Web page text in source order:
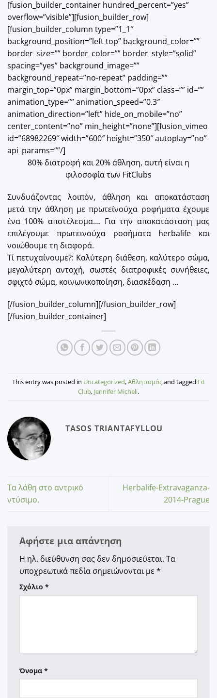
[fusion_builder_container hundred_percent=”yes”
overflow=”visible”][fusion_builder_row]
[fusion_builder_column type=”1_1″
background_position=”left top” background_color=””
border_size=”” border_color=”” border_style=”solid”
spacing=”yes” background_image=””
background_repeat=”no-repeat” padding=””
margin_top=”0px” margin_bottom=”0px” class=”” id=””
animation_type=”” animation_speed=”0.3″
animation_direction=”left” hide_on_mobile=”no”
center_content=”no” min_height=”none”][fusion_vimeo
id=”68982269″ width=”600″ height=”350″ autoplay=”no”
api_params=””/]
80% διατροφή και 20% άθληση, αυτή είναι η
φιλοσοφία των FitClubs
Συνδυάζοντας λοιπόν, άθληση και αποκατάσταση
μετά την άθληση με πρωτεϊνούχα ροφήματα έχουμε
ένα 100% αποτέλεσμα…. Για την αποκατάσταση μας
επιλέγουμε πρωτεινούχα ροσήματα herbalife και
νοιώθουμε τη διαφορά.
Τί πετυχαίνουμε?: Καλύτερη διάθεση, καλύτερο σώμα,
μεγαλύτερη αντοχή, σωστές διατροφικές συνήθειες,
σφιχτό σώμα, κοινωνικοποίηση, διασκέδαση …
[/fusion_builder_column][/fusion_builder_row]
[/fusion_builder_container]
This entry was posted in Uncategorized,Αθλητισμόςand tagged Fit
Club, Jennifer Micheli.
TASOS TRIANTAFYLLOU
Τα λάθη στο αντρικό
ντύσιμο.
Herbalife-Extravaganza-
2014-Prague
Αφήστε μια απάντηση
Η ηλ. διεύθυνση σας δεν δημοσιεύεται. Τα
υποχρεωτικά πεδία σημειώνονται με *
Σχόλιο *
Όνομα *